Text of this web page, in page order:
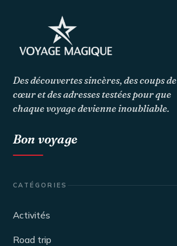
Des découvertes sincères, des coups de
cœur et des adresses testées pour que
chaque voyage devienne inoubliable.
Bon voyage
CATÉGORIES
Activités
Road trip